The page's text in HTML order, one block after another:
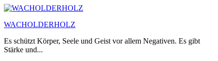
WACHOLDERHOLZ
Es schützt Körper, Seele und Geist vor allem Negativen. Es gibt
Stärke und...